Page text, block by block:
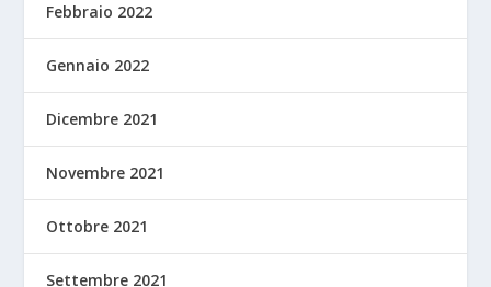
Febbraio 2022
Gennaio 2022
Dicembre 2021
Novembre 2021
Ottobre 2021
Settembre 2021